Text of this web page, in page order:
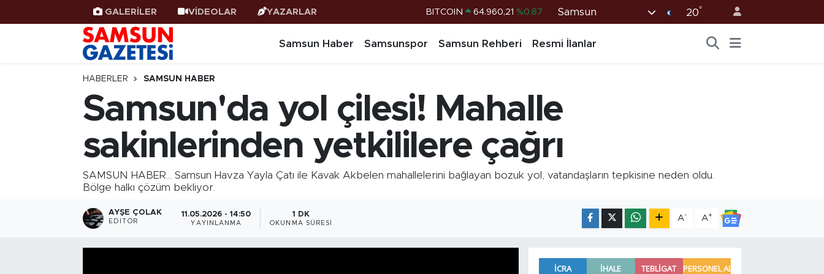
GALERİLER VİDEOLAR YAZARLAR DOLAR 47,7436 %0.18
BİST100 13.779
BITCOIN 64.960,21 %0.87
Samsun 20°
Samsun Haber Samsunspor Samsun Rehberi Resmi İlanlar
HABERLER SAMSUN HABER
Samsun'da yol çilesi! Mahalle
sakinlerinden yetkililere çağrı
SAMSUN HABER... Samsun Havza Yayla Çatı ile Kavak Akbelen mahallelerini bağlayan bozuk yol, vatandaşların tepkisine neden oldu.
Bölge halkı çözüm bekliyor.
AYŞE ÇOLAK
EDITÖR
11.05.2026 - 14:50
YAYINLANMA
1 DK
OKUNMA SÜRESI
A- A+
Samsun Haber
Samsunspor
Samsun Rehberi
Resmi İlanlar
Samsun Nöbetçi Eczaneler
Samsun Hava Durumu
SAMSUN Namaz Vakitleri
Samsun Trafik Yoğunluk Haritası
Süper Lig Puan Durumu ve Fikstür